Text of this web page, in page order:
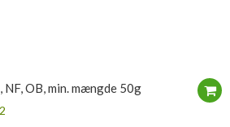
OB, min. mængde 50g